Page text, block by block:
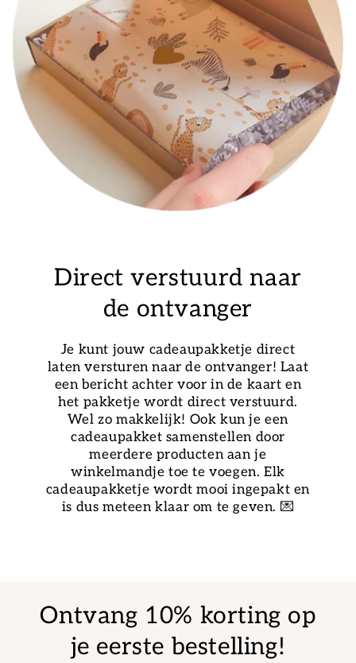
Direct verstuurd naar
de ontvanger
Je kunt jouw cadeaupakketje direct
laten versturen naar de ontvanger! Laat
een bericht achter voor in de kaart en
het pakketje wordt direct verstuurd.
Wel zo makkelijk! Ook kun je een
cadeaupakket samenstellen door
meerdere producten aan je
winkelmandje toe te voegen. Elk
cadeaupakketje wordt mooi ingepakt en
is dus meteen klaar om te geven. 💌
Ontvang 10% korting op
je eerste bestelling!